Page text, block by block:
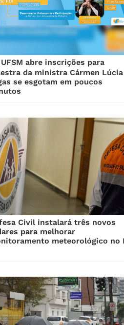
abre inscrições para
da ministra Cármen Lúcia
se esgotam em poucos
Civil instalará três novos
para melhorar
meteorológico no